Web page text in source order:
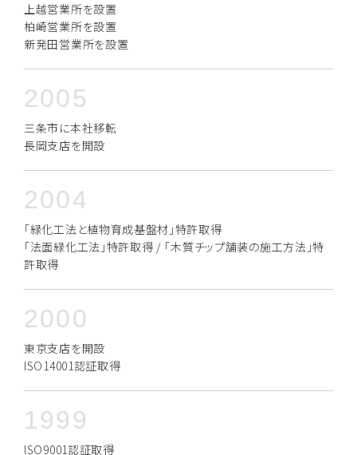
上越営業所を設置
柏崎営業所を設置
新発田営業所を設置
2005
三条市に本社移転
長岡支店を開設
2004
「緑化工法と植物育成基盤材」特許取得
「法面緑化工法」特許取得 / 「木質チップ舗装の施工方法」特
許取得
2000
東京支店を開設
ISO14001認証取得
1999
ISO9001認証取得